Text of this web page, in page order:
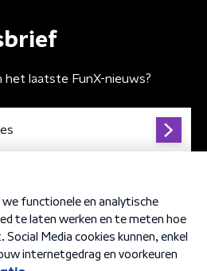
laatste FunX-nieuws?
Privacybeleid